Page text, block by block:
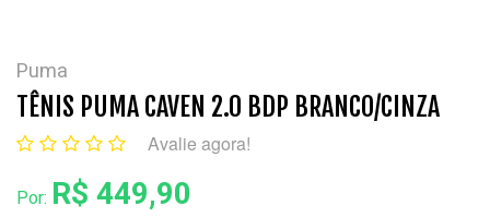
Puma
TÊNIS PUMA CAVEN 2.0 BDP BRANCO/CINZA
Avalie agora!
Por: R$ 449,90